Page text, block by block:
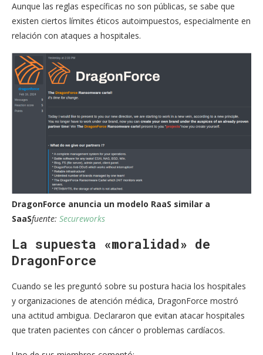
Aunque las reglas específicas no son públicas, se sabe que
existen ciertos límites éticos autoimpuestos, especialmente en
relación con ataques a hospitales.
DragonForce anuncia un modelo RaaS similar a
SaaSfuente: Secureworks
La supuesta «moralidad» de
DragonForce
Cuando se les preguntó sobre su postura hacia los hospitales
y organizaciones de atención médica, DragonForce mostró
una actitud ambigua. Declararon que evitan atacar hospitales
que traten pacientes con cáncer o problemas cardíacos.